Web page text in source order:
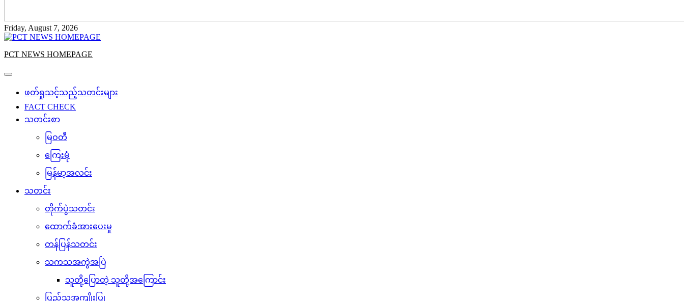
Friday, August 7, 2026
PCT NEWS HOMEPAGE
ဖတ်ရှုသင့်သည့်သတင်းများ
FACT CHECK
သတင်းစာ
မြဝတီ
ကြေးမုံ
မြန်မာ့အလင်း
သတင်း
တိုက်ပွဲသတင်း
ထောက်ခံအားပေးမှု
တန်ပြန်သတင်း
သကသအကွဲအပြဲ
သူတို့ပြောတဲ့ သူတို့အကြောင်း
ပြည်သူ့အကျိုးပြု